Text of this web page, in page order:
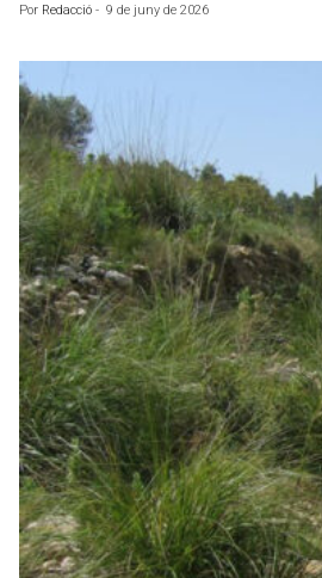
Por Redacció - 9 de juny de 2026